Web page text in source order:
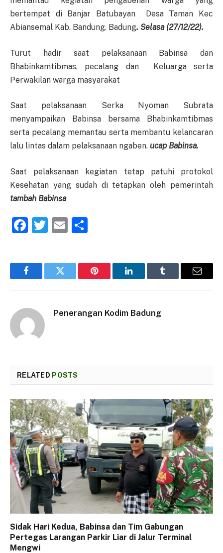
bertempat di Banjar Batubayan Desa Taman Kec
Abiansemal Kab. Bandung. Badung. Selasa (27/12/22).
Turut hadir saat pelaksanaan Babinsa dan
Bhabinkamtibmas, pecalang dan Keluarga serta
Perwakilan warga masyarakat
Saat pelaksanaan Serka Nyoman Subrata
menyampaikan Babinsa bersama Bhabinkamtibmas
serta pecalang memantau serta membantu kelancaran
lalu lintas dalam pelaksanaan ngaben. ucap Babinsa.
Saat pelaksanaan kegiatan tetap patuhi protokol
Kesehatan yang sudah di tetapkan oleh pemerintah
tambah Babinsa
Facebook
Twitter
Email
FacebookTwitter Pinterest LinkedInTumblr Email
Penerangan Kodim Badung
RELATED POSTS
Sidak Hari Kedua, Babinsa dan Tim Gabungan
Pertegas Larangan Parkir Liar di Jalur Terminal
Mengwi